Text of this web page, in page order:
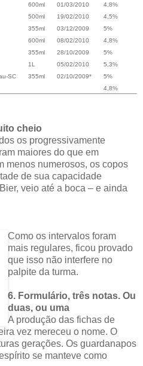
SC
600ml
500ml
355ml
600ml
355ml
1L
355ml
01/03/2010
19/02/2010
03/12/2009
08/02/2010
28/10/2009
05/02/2010
02/10/2009*
4,8%
4,5%
5%
4,8%
5%
5,3%
5%
4,8%
cheio
os progressivamente
maiores do que em
menos numerosos, os copos
de sua capacidade
veio até a boca – e ainda
Como os intervalos foram
mais regulares, ficou provado
que isso não interfere no
palpite da turma.
6. Formulário, três notas. Ou
duas, ou uma
A produção das fichas de
vez mereceu o nome. O
gerações. Os guardanapos
se manteve como